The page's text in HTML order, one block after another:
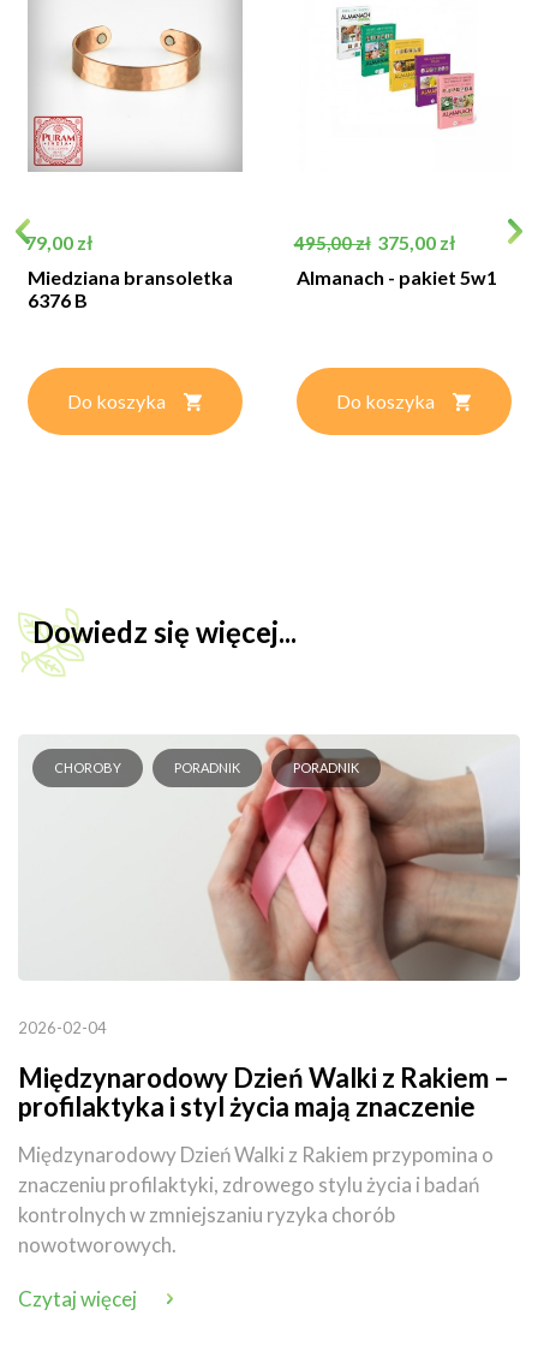
Cena
79,00 zł
Miedziana bransoletka
6376 B
Do koszyka
Cena podstawowa
495,00 zł Cena
375,00 zł
Almanach - pakiet 5w1
Do koszyka
Dowiedz się więcej...
CHOROBY PORADNIK PORADNIK
2026-02-04
Międzynarodowy Dzień Walki z Rakiem –
profilaktyka i styl życia mają znaczenie
Międzynarodowy Dzień Walki z Rakiem przypomina o
znaczeniu profilaktyki, zdrowego stylu życia i badań
kontrolnych w zmniejszaniu ryzyka chorób
nowotworowych.
Czytaj więcej